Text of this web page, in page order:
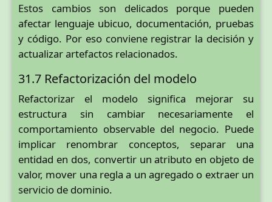
Estos cambios son delicados porque pueden
afectar lenguaje ubicuo, documentación, pruebas
y código. Por eso conviene registrar la decisión y
actualizar artefactos relacionados.
31.7 Refactorización del modelo
Refactorizar el modelo significa mejorar su
estructura sin cambiar necesariamente el
comportamiento observable del negocio. Puede
implicar renombrar conceptos, separar una
entidad en dos, convertir un atributo en objeto de
valor, mover una regla a un agregado o extraer un
servicio de dominio.